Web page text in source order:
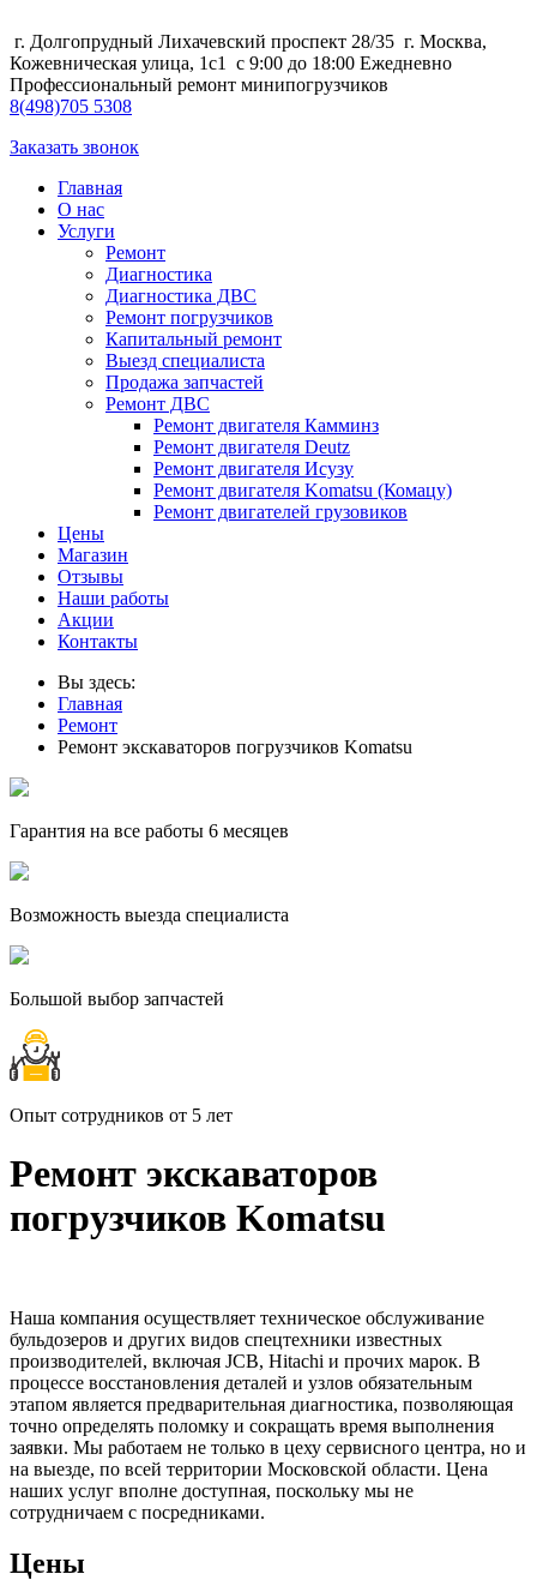
г. Долгопрудный Лихачевский проспект 28/35 г. Москва,
Кожевническая улица, 1с1
с 9:00 до 18:00 Ежедневно
Профессиональный ремонт минипогрузчиков
8(498)705 5308
Заказать звонок
Главная
О нас
Услуги
Ремонт
Диагностика
Диагностика ДВС
Ремонт погрузчиков
Капитальный ремонт
Выезд специалиста
Продажа запчастей
Ремонт ДВС
Ремонт двигателя Камминз
Ремонт двигателя Deutz
Ремонт двигателя Исузу
Ремонт двигателя Komatsu (Комацу)
Ремонт двигателей грузовиков
Цены
Магазин
Отзывы
Наши работы
Акции
Контакты
Вы здесь:
Главная
Ремонт
Ремонт экскаваторов погрузчиков Komatsu
Гарантия на все работы 6 месяцев
Возможность выезда специалиста
Большой выбор запчастей
Опыт сотрудников от 5 лет
Ремонт экскаваторов
погрузчиков Komatsu
Наша компания осуществляет техническое обслуживание
бульдозеров и других видов спецтехники известных
производителей, включая JCB, Hitachi и прочих марок. В
процессе восстановления деталей и узлов обязательным
этапом является предварительная диагностика, позволяющая
точно определять поломку и сокращать время выполнения
заявки. Мы работаем не только в цеху сервисного центра, но и
на выезде, по всей территории Московской области. Цена
наших услуг вполне доступная, поскольку мы не
сотрудничаем с посредниками.
Цены